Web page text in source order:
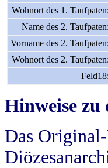
Wohnort des 1. Taufpaten:
Name des 2. Taufpaten:
Vorname des 2. Taufpaten:
Wohnort des 2. Taufpaten:
Feld18:
Hinweise
Das